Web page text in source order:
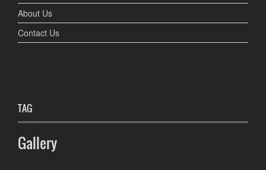
About Us
Contact Us
TAG
Gallery